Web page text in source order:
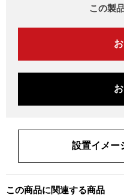
この製
設置イメー
この商品に関連する商品